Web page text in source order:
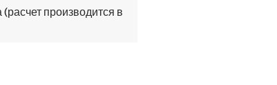
производится в